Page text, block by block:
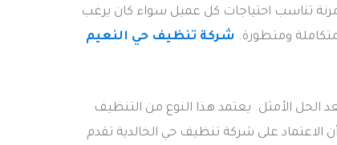
تناسب احتياجات كل عميل سواء كان يرغب
ومتطورة. شركة تنظيف حي النعيم
الحل الأمثل. يعتمد هذا النوع من التنظيف
الاعتماد على شركة تنظيف حي الخالدية تقدم